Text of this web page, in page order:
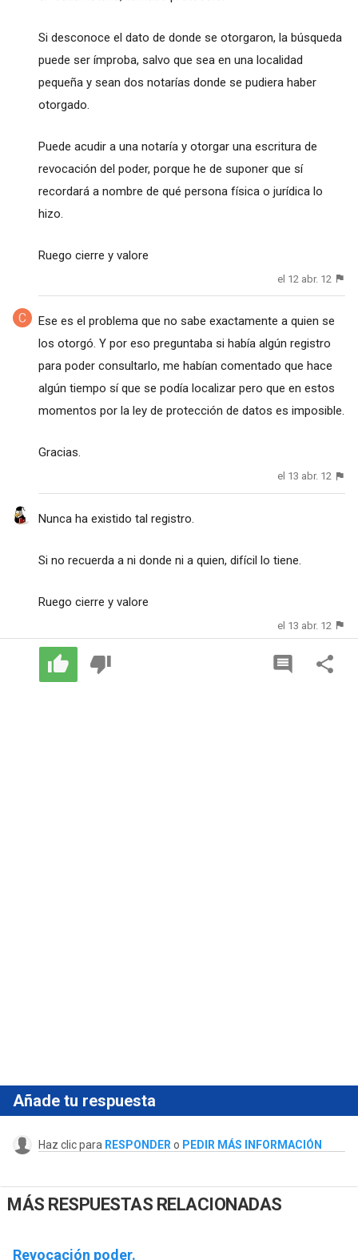
Si desconoce el dato de donde se otorgaron, la búsqueda
puede ser ímproba, salvo que sea en una localidad
pequeña y sean dos notarías donde se pudiera haber
otorgado.
Puede acudir a una notaría y otorgar una escritura de
revocación del poder, porque he de suponer que sí
recordará a nombre de qué persona física o jurídica lo
hizo.
Ruego cierre y valore
el 12 abr. 12
Ese es el problema que no sabe exactamente a quien se
los otorgó. Y por eso preguntaba si había algún registro
para poder consultarlo, me habían comentado que hace
algún tiempo sí que se podía localizar pero que en estos
momentos por la ley de protección de datos es imposible.
Gracias.
el 13 abr. 12
Nunca ha existido tal registro.
Si no recuerda a ni donde ni a quien, difícil lo tiene.
Ruego cierre y valore
el 13 abr. 12
Añade tu respuesta
Haz clic para RESPONDER o PEDIR MÁS INFORMACIÓN
MÁS RESPUESTAS RELACIONADAS
Revocación poder.